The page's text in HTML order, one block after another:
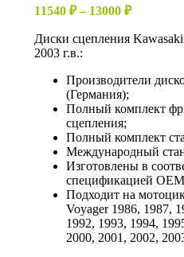
11540 ₽ – 13000 ₽Диапазон
11540 ₽
Диски сцепления
2003 г.в.:
Производители
(Германия);
Полный комплект
сцепления;
Полный комплект
Международный
Изготовлены в
спецификацией OEM
Подходит на
Voyager 1986, 1987,
1992, 1993, 1994,
2000, 2001, 2002,